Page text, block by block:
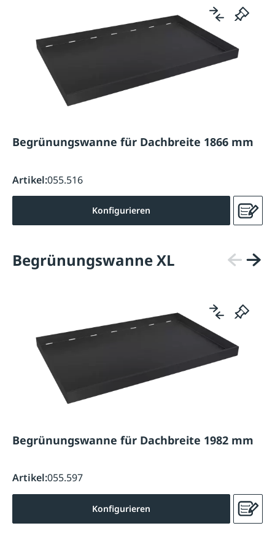
Begrünungswanne für Dachbreite 1866 mm
Artikel:055.516
Konfigurieren
Begrünungswanne XL
Begrünungswanne für Dachbreite 1982 mm
Artikel:055.597
Konfigurieren